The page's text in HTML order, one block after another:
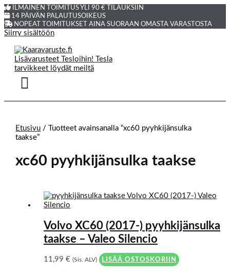
ILMAINEN TOIMITUS YLI 90 € TILAUKSIIN
14 PÄIVÄN PALAUTUSOIKEUS
NOPEAT TOIMITUKSET AINA SUORAAN OMASTA VARASTOSTA
Siirry sisältöön
Etusivu / Tuotteet avainsanalla “xc60 pyyhkijänsulka
taakse”
xc60 pyyhkijänsulka taakse
Volvo XC60 (2017-) pyyhkijänsulka
taakse – Valeo Silencio
11,99€ (Sis. ALV) LISÄÄ OSTOSKORIIN